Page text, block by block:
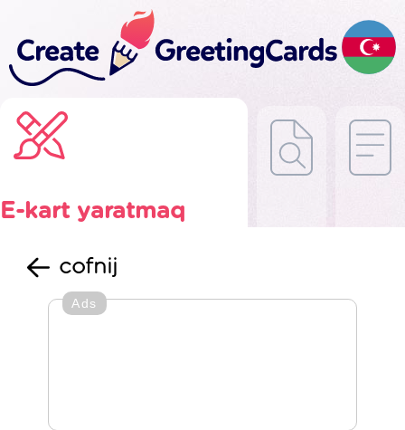
E-kart yaratmaq
cofnij
Ads